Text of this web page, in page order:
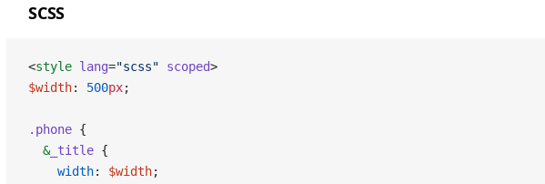
SCSS
<style lang="scss" scoped>
$width: 500px;
.phone {
  &
_title {
    width
: $width;